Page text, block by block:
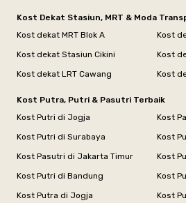
Kost Dekat Stasiun, MRT & Moda
Kost dekat MRT Blok A
Kost dekat Stasiun Cikini
Kost
Kost dekat LRT Cawang
Kost
Kost Putra, Putri & Pasutri Terbaik
Kost Putri di Jogja
Kost
Kost Putri di Surabaya
Kost
Kost Pasutri di Jakarta Timur
Kost
Kost Putri di Bandung
Kost
Kost Putra di Jogja
Kost